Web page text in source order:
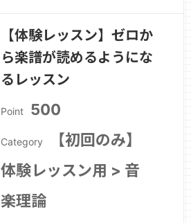
習・DTMでの吹奏楽パート管理・作
曲・編曲者向け基礎知識対象・吹奏楽経
験者・再開勢・DTMで管楽器を扱いた
【体験レッスン】ゼロか
ら楽譜が読めるようにな
るレッスン
Point 500
Category
【初回のみ】
体験レッスン用 > 音
楽理論